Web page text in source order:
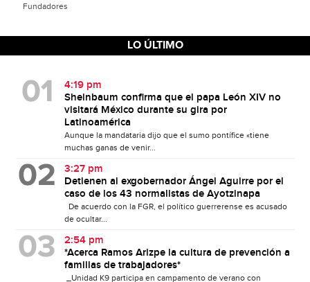
Fundadores
LO ÚLTIMO
4:19 pm
Sheinbaum confirma que el papa León XIV no
visitará México durante su gira por
Latinoamérica
Aunque la mandataria dijo que el sumo pontífice «tiene
muchas ganas de venir...
3:27 pm
Detienen al exgobernador Ángel Aguirre por el
caso de los 43 normalistas de Ayotzinapa
De acuerdo con la FGR, el político guerrerense es acusado
de ocultar...
2:54 pm
*Acerca Ramos Arizpe la cultura de prevención a
familias de trabajadores*
_Unidad K9 participa en campamento de verano con